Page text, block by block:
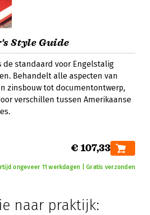
Style Guide
de standaard voor Engelstalig
Behandelt alle aspecten van
zinsbouw tot documentontwerp,
verschillen tussen Amerikaanse
€ 107,33
ongeveer 11 werkdagen | Gratis verzonden
naar praktijk: